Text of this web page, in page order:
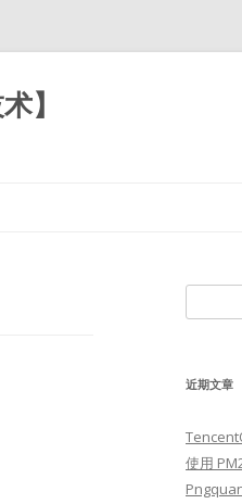
】
索：
近期文章
使用